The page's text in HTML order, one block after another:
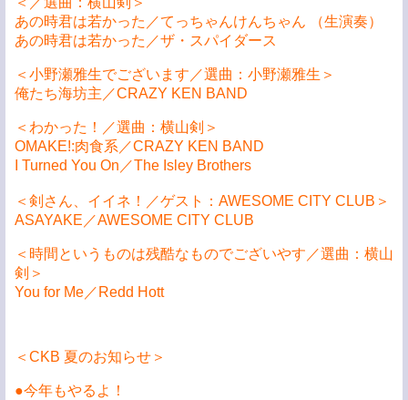
あの時君は若かった／てっちゃんけんちゃん （生演奏）
あの時君は若かった／ザ・スパイダース
＜小野瀬雅生でございます／選曲：小野瀬雅生＞
俺たち海坊主／CRAZY KEN BAND
＜わかった！／選曲：横山剣＞
OMAKE!:肉食系／CRAZY KEN BAND
I Turned You On／The Isley Brothers
＜剣さん、イイネ！／ゲスト：AWESOME CITY CLUB＞
ASAYAKE／AWESOME CITY CLUB
＜時間というものは残酷なものでございやす／選曲：横山
剣＞
You for Me／Redd Hott
＜CKB 夏のお知らせ＞
●今年もやるよ！